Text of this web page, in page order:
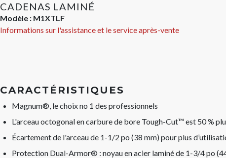
CADENAS LAMINÉ
Modèle : M1XTLF
Informations sur l'assistance et le service après-vente
CARACTÉRISTIQUES
Magnum®, le choix no 1 des professionnels
L'arceau octogonal en carbure de bore Tough-Cut™ est 50 %
Écartement de l'arceau de 1-1/2 po (38 mm) pour plus
Protection Dual-Armor® : noyau en acier laminé de 1-3/4 po